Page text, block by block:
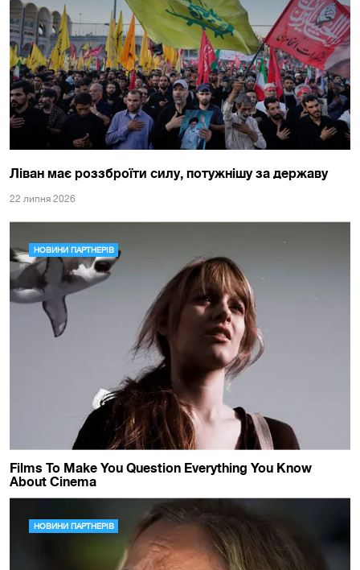
Ліван має роззброїти силу, потужнішу за державу
22 липня 2026